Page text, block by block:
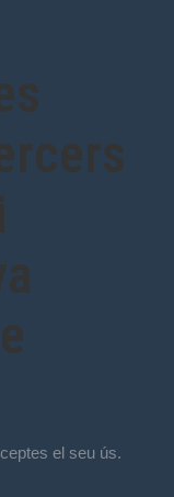
el seu ús.